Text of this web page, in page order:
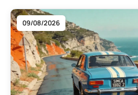
09/08/2026